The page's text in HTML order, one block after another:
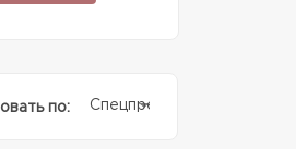
по: Спецпредолжение